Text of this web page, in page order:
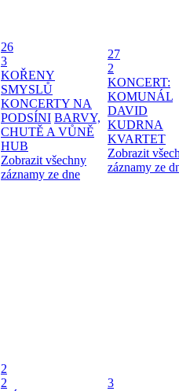
26
3
KOŘENY
SMYSLŮ
KONCERTY NA
PODSÍNI BARVY,
CHUTĚ A VŮNĚ
HUB
Zobrazit všechny
záznamy ze dne
27
2
KONCERT:
KOMUNÁL
DAVID
KUDRNA
KVARTET
Zobrazit
záznamy ze
2
2
3